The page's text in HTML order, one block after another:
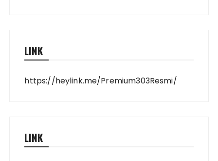
LINK
https://heylink.me/Premium303Resmi/
LINK